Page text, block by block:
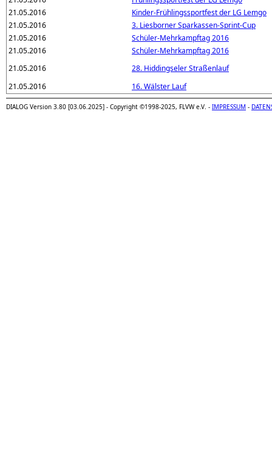
21.05.2016
Kinder-Frühlingssportfest der LG Lemgo
21.05.2016
3. Liesborner Sparkassen-Sprint-Cup
21.05.2016
Schüler-Mehrkampftag 2016
21.05.2016
Schüler-Mehrkampftag 2016
21.05.2016
28. Hiddingseler Straßenlauf
21.05.2016
16. Wälster Lauf
DIALOG Version 3.80 [03.06.2025] - Copyright ©1998-2025, FLVW e.V. - IMPRESSUM -